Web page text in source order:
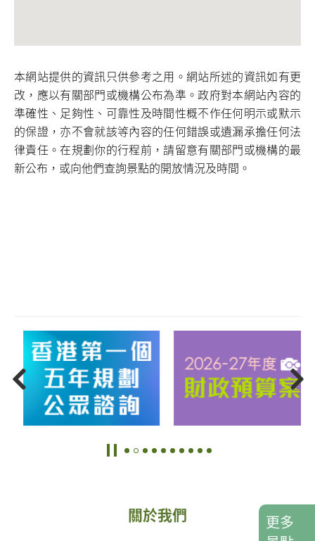
本網站提供的資訊只供參考之用。網站所述的資訊如有更
改，應以有關部門或機構公布為準。政府對本網站內容的
準確性、足夠性、可靠性及時間性概不作任何明示或默示
的保證，亦不會就該等內容的任何錯誤或遺漏承擔任何法
律責任。在規劃你的行程前，請留意有關部門或機構的最
新公布，或向他們查詢景點的開放情況及時間。
關於我們
更多